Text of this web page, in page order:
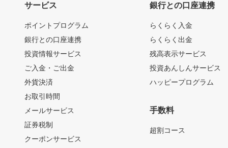
サービス
ポイントプログラム
銀行との口座連携
投資情報サービス
ご入金・ご出金
外貨決済
お取引時間
メールサービス
証券税制
クーポンサービス
銀行との口座連携
らくらく入金
らくらく出金
残高表示サービス
投資あんしんサービス
ハッピープログラム
手数料
超割コース